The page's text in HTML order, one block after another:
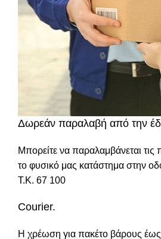
Δωρεάν παραλαβή από την
Μπορείτε να παραλαμβάνεται
το φυσικό μας κατάστημα στην
Τ.Κ. 67 100
Courier.
Η χρέωση για πακέτο βάρους έως